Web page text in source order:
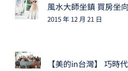
風水大師坐鎮 買房坐
2015 年 12 月 21 日
【美的in台灣】 巧時